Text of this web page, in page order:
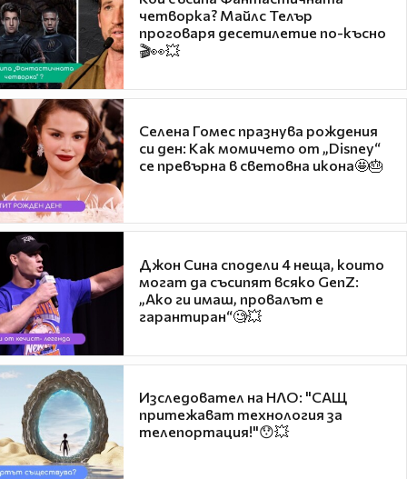
четворка? Майлс Телър
проговаря десетилетие по-късно
🎬👀💥
Селена Гомес празнува рождения
си ден: Как момичето от „Disney“
се превърна в световна икона🤩🎂
Джон Сина сподели 4 неща, които
могат да съсипят всяко GenZ:
„Ако ги имаш, провалът е
гарантиран“🧐💥
Изследовател на НЛО: "САЩ
притежават технология за
телепортация!"😯💥